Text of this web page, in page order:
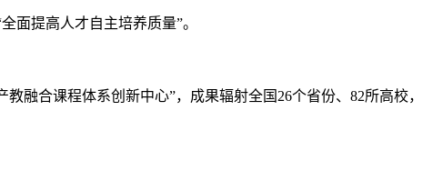
面提高人才自主培养质量”。
融合课程体系创新中心”，成果辐射全国26个省份、82所高校，